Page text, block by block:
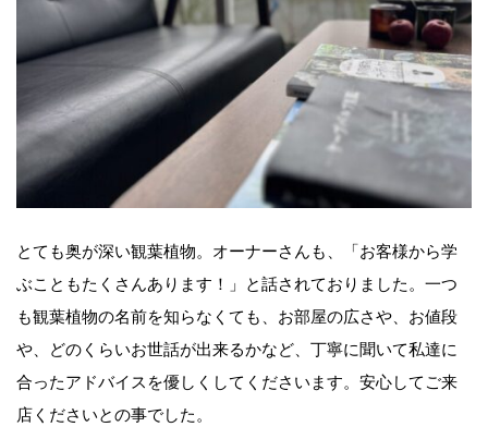
とても奥が深い観葉植物。オーナーさんも、「お客様から学
ぶこともたくさんあります！」と話されておりました。一つ
も観葉植物の名前を知らなくても、お部屋の広さや、お値段
や、どのくらいお世話が出来るかなど、丁寧に聞いて私達に
合ったアドバイスを優しくしてくださいます。安心してご来
店くださいとの事でした。